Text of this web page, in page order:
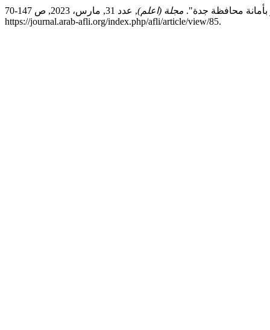
بأمانة محافظة جدة". مجلة (اعلم)
, عدد 31, مارس، 2023, ص 147-70,
https://journal.arab-afli.org/index.php/afli/article/view/85.